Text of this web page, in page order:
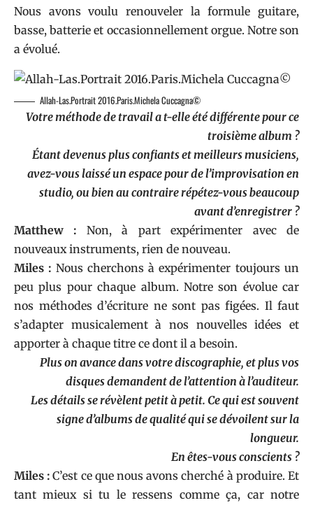
Nous avons voulu renouveler la formule guitare,
basse, batterie et occasionnellement orgue. Notre son
a évolué.
Allah-Las.Portrait 2016.Paris.Michela Cuccagna©
Votre méthode de travail a t-elle été différente pour ce
troisième album ?
Étant devenus plus confiants et meilleurs musiciens,
avez-vous laissé un espace pour de l’improvisation en
studio, ou bien au contraire répétez-vous beaucoup
avant d’enregistrer ?
Matthew : Non, à part expérimenter avec de
nouveaux instruments, rien de nouveau.
Miles : Nous cherchons à expérimenter toujours un
peu plus pour chaque album. Notre son évolue car
nos méthodes d’écriture ne sont pas figées. Il faut
s’adapter musicalement à nos nouvelles idées et
apporter à chaque titre ce dont il a besoin.
Plus on avance dans votre discographie, et plus vos
disques demandent de l’attention à l’auditeur.
Les détails se révèlent petit à petit. Ce qui est souvent
signe d’albums de qualité qui se dévoilent sur la
longueur.
En êtes-vous conscients ?
Miles : C’est ce que nous avons cherché à produire. Et
tant mieux si tu le ressens comme ça, car notre